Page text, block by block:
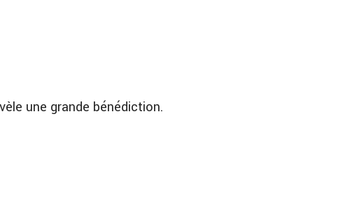
une grande bénédiction.